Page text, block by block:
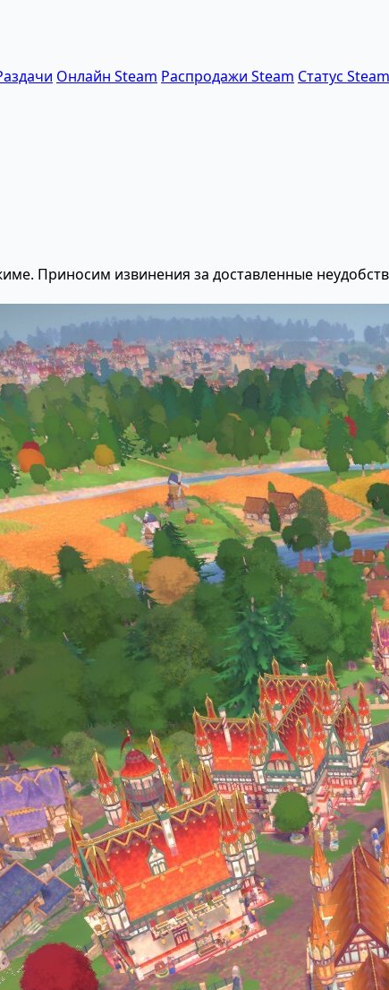
Онлайн Steam Распродажи Steam Статус Steam
Приносим извинения за доставленные